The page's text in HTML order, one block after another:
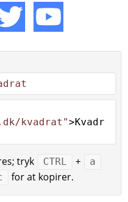
kvadrat">Kvadr
tryk CTRL + a
for at kopirer.